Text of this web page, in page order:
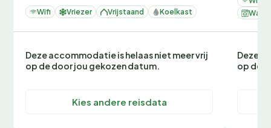
Wifi Vriezer Vrijstaand Koelkast
Deze accommodatie is helaas niet meer vrij
op de door jou gekozen datum.
Kies andere reisdata
Deze
op de